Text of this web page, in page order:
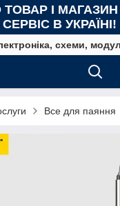
ТОВАР І
СЕРВІС В УКРАЇНІ!
схеми,
Все для паяння